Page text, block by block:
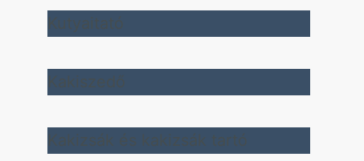
Kutyaitató
Kakiszedő
Kakizsák és kakizsák tartó